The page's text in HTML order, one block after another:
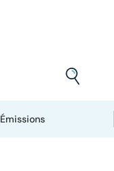
Émissions